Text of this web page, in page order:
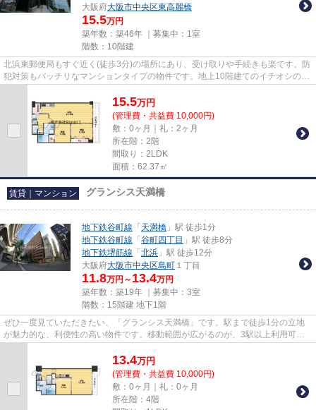
大阪府大阪市中央区東高麗橋
15.5万円
築年数：築46年 ｜募集中： 1室
階数：10階建
北浜東郵便局もすぐ近く(徒歩3分)の場所にあり、受け取りや手続きも楽です。防
犯対策もバッチリなマンションタイプの物件です。地上10階建てのイチオシの物
15.5万円
(管理費・共益費 10,000円)
敷：0ヶ月｜礼：2ヶ月
所在階：2階
間取り：2LDK
面積：62.37㎡
賃貸｜マンション グランシス天満橋
地下鉄谷町線 「 天満橋 」駅 徒歩1分
地下鉄谷町線 「 谷町四丁目 」駅 徒歩8分
地下鉄堺筋線 「 北浜 」駅 徒歩12分
大阪府大阪市中央区島町 １丁目
11.8万円～ 13.4万円
築年数：築19年 ｜募集中： 3室
階数：15階建 地下1階
ぜひ一度見ていただきたい、「グランシス天満橋」です。駅まで徒歩1分の立地
が魅力的な、利便性の高い物件です。移動範囲が広がるのが、3駅以上利用可能
13.4万円
(管理費・共益費 10,000円)
敷：0ヶ月｜礼：0ヶ月
所在階：4階